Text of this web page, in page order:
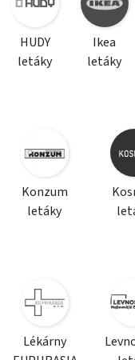
HUDY
letáky
Ikea
letáky
Konzum
letáky
Lékárny